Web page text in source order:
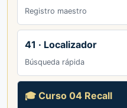
Registro maestro
41 · Localizador
Búsqueda rápida
🎓 Curso 04 Recall